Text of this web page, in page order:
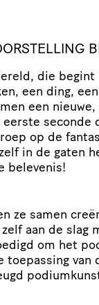
die
een ding,
een
seconde
op de
in de gaten
belevenis!
ze samen
aan de slag
om het
van